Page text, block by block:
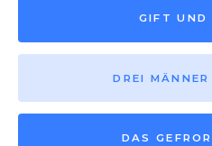
GIFT UND
DREI
DAS